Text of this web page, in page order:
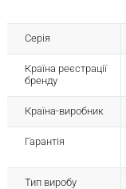
Серія
Країна реєстрації
бренду
Країна-виробник
Гарантія
Тип виробу